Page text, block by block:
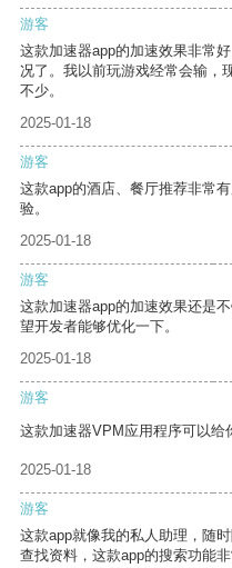
游客
这款加速器app的加速效果非常
况了。我以前玩游戏经常会输，
不少。
2025-01-18
游客
这款app的酒店、餐厅推荐非常
验。
2025-01-18
游客
这款加速器app的加速效果还是
望开发者能够优化一下。
2025-01-18
游客
这款加速器VPM应用程序可以给
2025-01-18
游客
这款app就像我的私人助理，随
查找资料，这款app的搜索功能